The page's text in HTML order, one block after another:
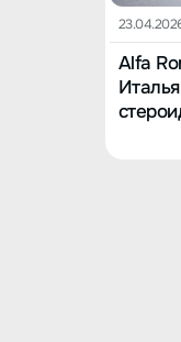
Alfa